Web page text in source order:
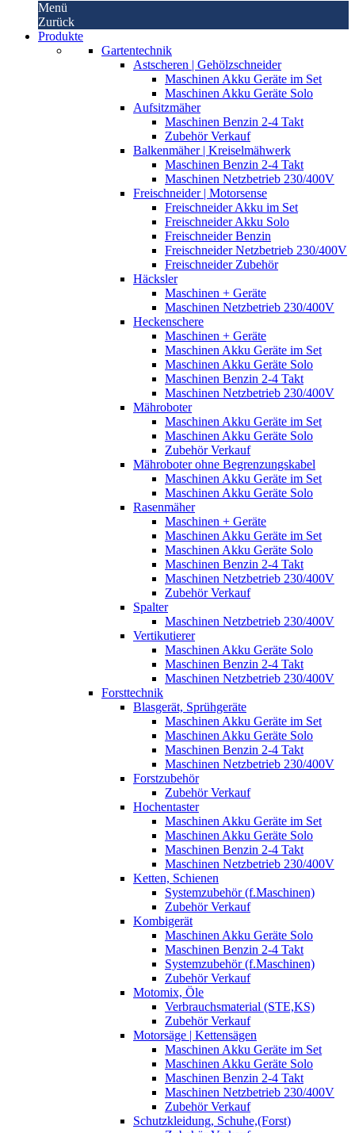
Menü
Zurück
Produkte
Gartentechnik
Astscheren | Gehölzschneider
Maschinen Akku Geräte im Set
Maschinen Akku Geräte Solo
Aufsitzmäher
Maschinen Benzin 2-4 Takt
Zubehör Verkauf
Balkenmäher | Kreiselmähwerk
Maschinen Benzin 2-4 Takt
Maschinen Netzbetrieb 230/400V
Freischneider | Motorsense
Freischneider Akku im Set
Freischneider Akku Solo
Freischneider Benzin
Freischneider Netzbetrieb 230/400V
Freischneider Zubehör
Häcksler
Maschinen + Geräte
Maschinen Netzbetrieb 230/400V
Heckenschere
Maschinen + Geräte
Maschinen Akku Geräte im Set
Maschinen Akku Geräte Solo
Maschinen Benzin 2-4 Takt
Maschinen Netzbetrieb 230/400V
Mähroboter
Maschinen Akku Geräte im Set
Maschinen Akku Geräte Solo
Zubehör Verkauf
Mähroboter ohne Begrenzungskabel
Maschinen Akku Geräte im Set
Maschinen Akku Geräte Solo
Rasenmäher
Maschinen + Geräte
Maschinen Akku Geräte im Set
Maschinen Akku Geräte Solo
Maschinen Benzin 2-4 Takt
Maschinen Netzbetrieb 230/400V
Zubehör Verkauf
Spalter
Maschinen Netzbetrieb 230/400V
Vertikutierer
Maschinen Akku Geräte Solo
Maschinen Benzin 2-4 Takt
Maschinen Netzbetrieb 230/400V
Forsttechnik
Blasgerät, Sprühgeräte
Maschinen Akku Geräte im Set
Maschinen Akku Geräte Solo
Maschinen Benzin 2-4 Takt
Maschinen Netzbetrieb 230/400V
Forstzubehör
Zubehör Verkauf
Hochentaster
Maschinen Akku Geräte im Set
Maschinen Akku Geräte Solo
Maschinen Benzin 2-4 Takt
Maschinen Netzbetrieb 230/400V
Ketten, Schienen
Systemzubehör (f.Maschinen)
Zubehör Verkauf
Kombigerät
Maschinen Akku Geräte Solo
Maschinen Benzin 2-4 Takt
Systemzubehör (f.Maschinen)
Zubehör Verkauf
Motomix, Öle
Verbrauchsmaterial (STE,KS)
Zubehör Verkauf
Motorsäge | Kettensägen
Maschinen Akku Geräte im Set
Maschinen Akku Geräte Solo
Maschinen Benzin 2-4 Takt
Maschinen Netzbetrieb 230/400V
Zubehör Verkauf
Schutzkleidung, Schuhe,(Forst)